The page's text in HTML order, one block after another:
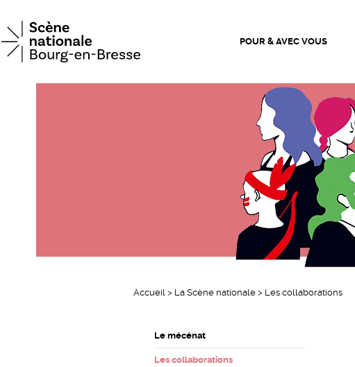
POUR & AVEC VOUS
Accueil > La Scène nationale > Les collaborations
Le mécénat
Les collaborations